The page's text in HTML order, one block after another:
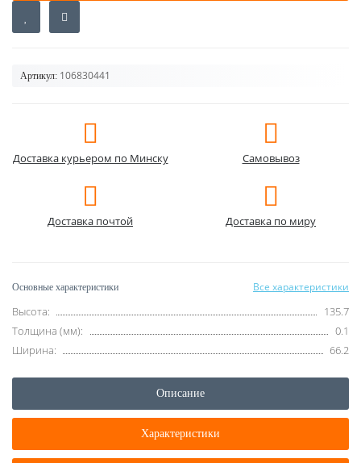
Артикул: 106830441
Доставка курьером по Минску Самовывоз
Доставка почтой Доставка по миру
Основные характеристики Все характеристики
Высота:
135.7
Толщина (мм):
0.1
Ширина:
66.2
Описание
Характеристики